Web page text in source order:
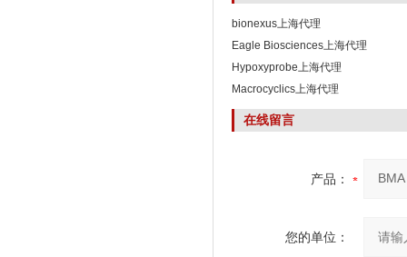
bionexus上海代理
Eagle Biosciences上海代理
Hypoxyprobe上海代理
Macrocyclics上海代理
在线留言
产品：
您的单位：